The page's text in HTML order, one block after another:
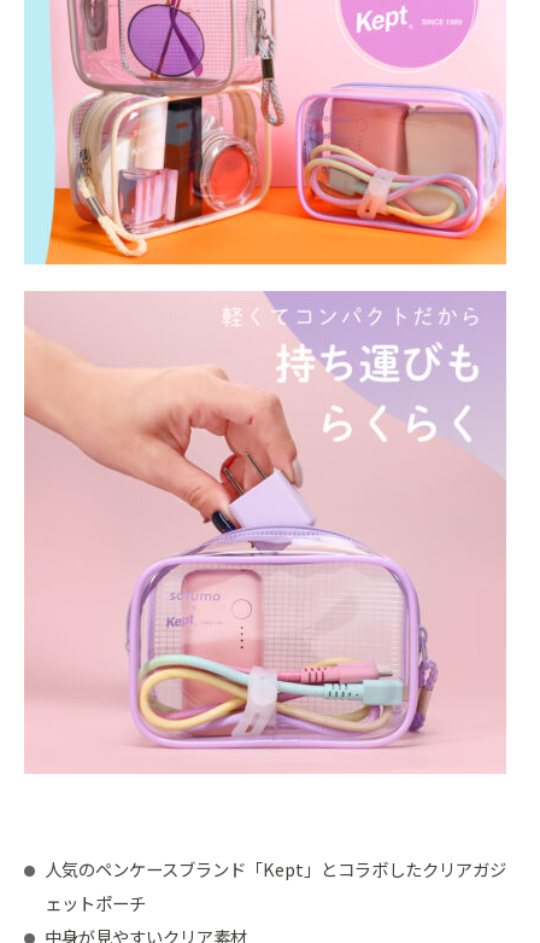
人気のペンケースブランド「Kept」とコラボしたクリアガジ
ェットポーチ
中身が見やすいクリア素材